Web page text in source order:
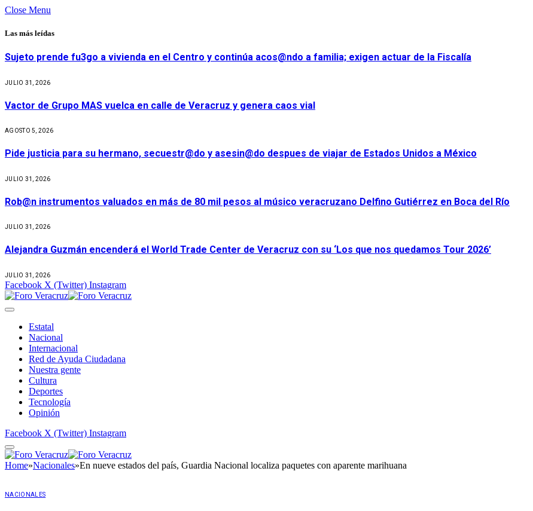
Close Menu
Las más leídas
Sujeto prende fu3go a vivienda en el Centro y continúa acos@ndo a familia; exigen actuar de la Fiscalía
JULIO 31, 2026
Vactor de Grupo MAS vuelca en calle de Veracruz y genera caos vial
AGOSTO 5, 2026
Pide justicia para su hermano, secuestr@do y asesin@do despues de viajar de Estados Unidos a México
JULIO 31, 2026
Rob@n instrumentos valuados en más de 80 mil pesos al músico veracruzano Delfino Gutiérrez en Boca del Río
JULIO 31, 2026
Alejandra Guzmán encenderá el World Trade Center de Veracruz con su ‘Los que nos quedamos Tour 2026’
JULIO 31, 2026
Facebook X (Twitter) Instagram
Estatal
Nacional
Internacional
Red de Ayuda Ciudadana
Nuestra gente
Cultura
Deportes
Tecnología
Opinión
Facebook X (Twitter) Instagram
Home»Nacionales»En nueve estados del país, Guardia Nacional localiza paquetes con aparente marihuana
NACIONALES